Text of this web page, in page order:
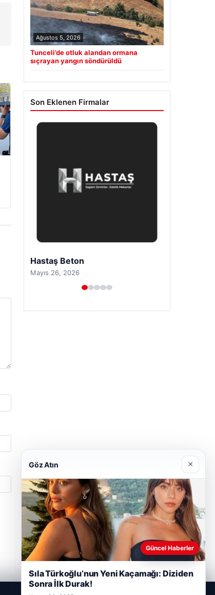
Ağustos 5, 2026
Tunceli’de otluk alandan ormana
sıçrayan yangın söndürüldü
Son Eklenen Firmalar
Prenses Night Club
Nisan 29, 2026
Göz Atın ×
Güncel Haberler
Sıla Türkoğlu’nun Yeni Kaçamağı: Diziden
Sonra İlk Durak!